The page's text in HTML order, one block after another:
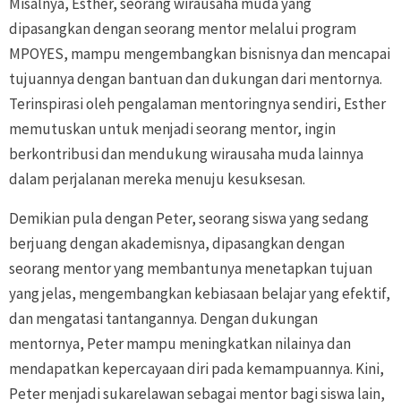
dipasangkan dengan seorang mentor melalui program
MPOYES, mampu mengembangkan bisnisnya dan mencapai
tujuannya dengan bantuan dan dukungan dari mentornya.
Terinspirasi oleh pengalaman mentoringnya sendiri, Esther
memutuskan untuk menjadi seorang mentor, ingin
berkontribusi dan mendukung wirausaha muda lainnya
dalam perjalanan mereka menuju kesuksesan.
Demikian pula dengan Peter, seorang siswa yang sedang
berjuang dengan akademisnya, dipasangkan dengan
seorang mentor yang membantunya menetapkan tujuan
yang jelas, mengembangkan kebiasaan belajar yang efektif,
dan mengatasi tantangannya. Dengan dukungan
mentornya, Peter mampu meningkatkan nilainya dan
mendapatkan kepercayaan diri pada kemampuannya. Kini,
Peter menjadi sukarelawan sebagai mentor bagi siswa lain,